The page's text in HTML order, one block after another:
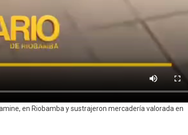
en Riobamba y sustrajeron mercadería valorada en